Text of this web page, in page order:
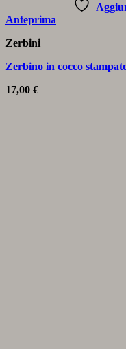
Anteprima
Zerbini
Zerbino in cocco
17,00 €